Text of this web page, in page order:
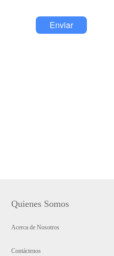
Enviar
Quienes Somos
Acerca de Nosotros
Contáctenos